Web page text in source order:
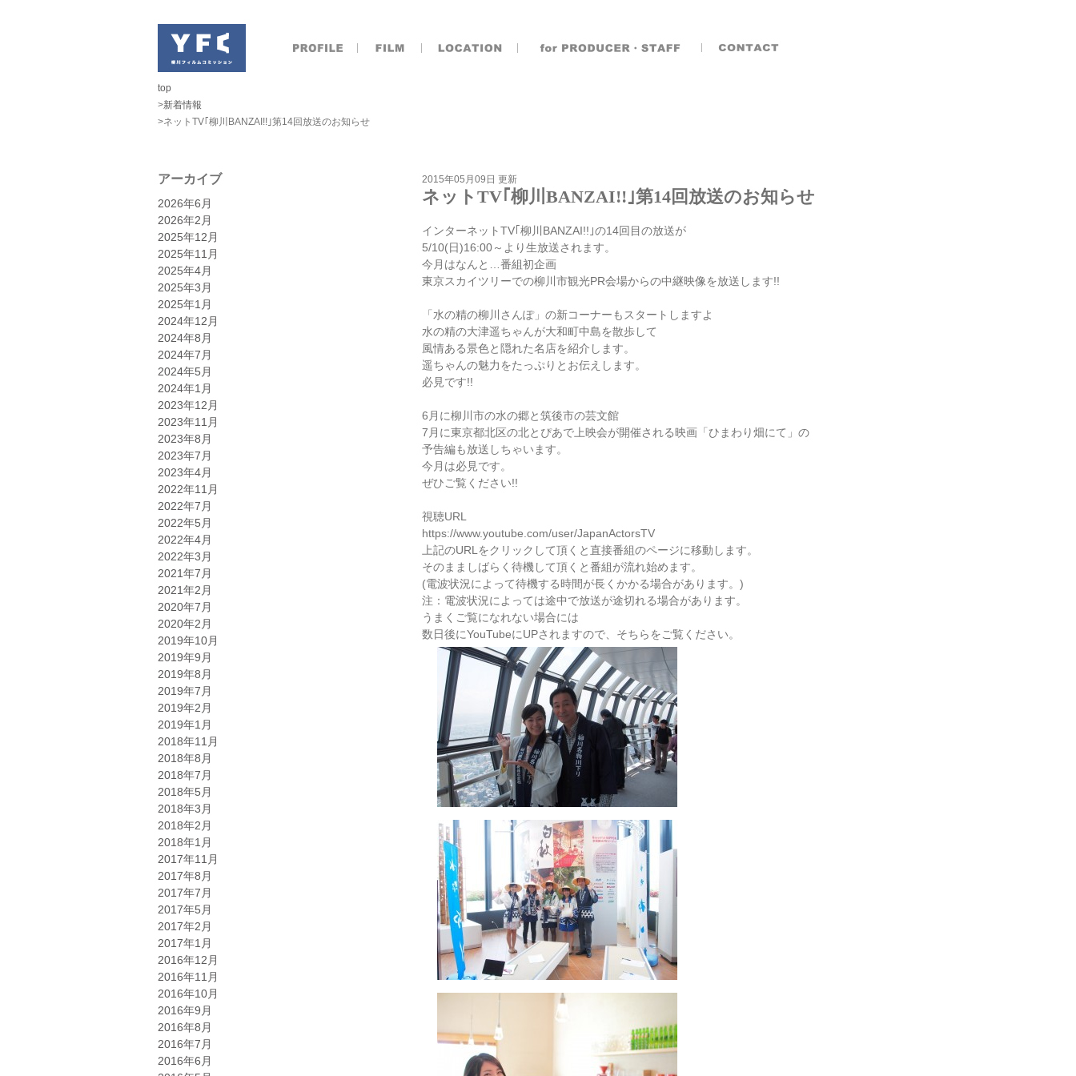
top
>新着情報
>ネットTV｢柳川BANZAI!!｣第14回放送のお知らせ
アーカイブ
2026年6月
2026年2月
2025年12月
2025年11月
2025年4月
2025年3月
2025年1月
2024年12月
2024年8月
2024年7月
2024年5月
2024年1月
2023年12月
2023年11月
2023年8月
2023年7月
2023年4月
2022年11月
2022年7月
2022年5月
2022年4月
2022年3月
2021年7月
2021年2月
2020年7月
2020年2月
2019年10月
2019年9月
2019年8月
2019年7月
2019年2月
2019年1月
2018年11月
2018年8月
2018年7月
2018年5月
2018年3月
2018年2月
2018年1月
2017年11月
2017年8月
2017年7月
2017年5月
2017年2月
2017年1月
2016年12月
2016年11月
2016年10月
2016年9月
2016年8月
2016年7月
2016年6月
2015年05月09日 更新
ネットTV｢柳川BANZAI!!｣第14回放送のお知らせ
インターネットTV｢柳川BANZAI!!｣の14回目の放送が
5/10(日)16:00～より生放送されます。
今月はなんと…番組初企画
東京スカイツリーでの柳川市観光PR会場からの中継映像を放送します!!
「水の精の柳川さんぽ」の新コーナーもスタートしますよ
水の精の大津遥ちゃんが大和町中島を散歩して
風情ある景色と隠れた名店を紹介します。
遥ちゃんの魅力をたっぷりとお伝えします。
必見です!!
6月に柳川市の水の郷と筑後市の芸文館
7月に東京都北区の北とぴあで上映会が開催される映画「ひまわり畑にて」の
予告編も放送しちゃいます。
今月は必見です。
ぜひご覧ください!!
視聴URL
https://www.youtube.com/user/JapanActorsTV
上記のURLをクリックして頂くと直接番組のページに移動します。
そのまましばらく待機して頂くと番組が流れ始めます。
(電波状況によって待機する時間が長くかかる場合があります。)
注：電波状況によっては途中で放送が途切れる場合があります。
うまくご覧になれない場合には
数日後にYouTubeにUPされますので、そちらをご覧ください。